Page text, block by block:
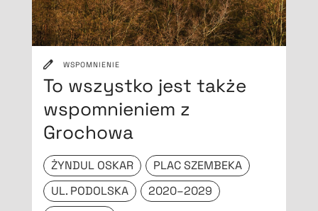
WSPOMNIENIE
To wszystko jest także
wspomnieniem z
Grochowa
ŻYNDUL OSKAR
PLAC SZEMBEKA
UL. PODOLSKA
2020–2029